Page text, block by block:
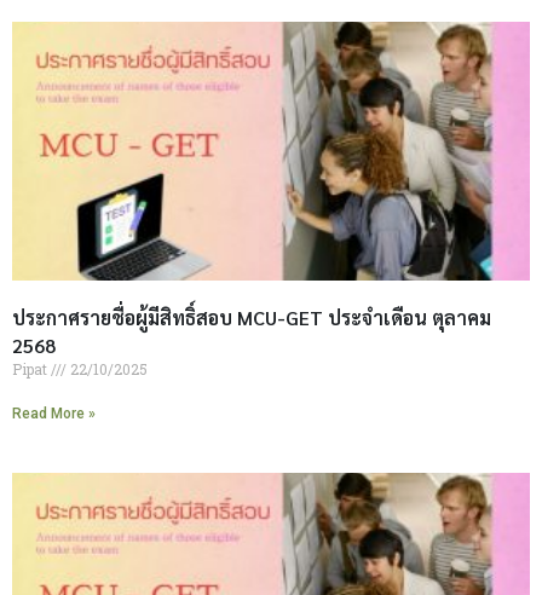
ประกาศรายชื่อผู้มีสิทธิ์สอบ MCU-GET ประจำเดือน ตุลาคม
2568
Pipat 22/10/2025
Read More »